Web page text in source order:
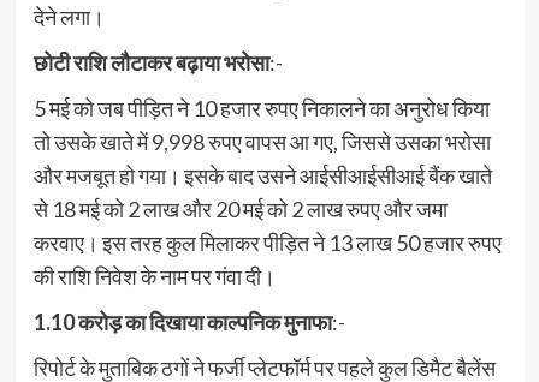
देने लगा।
छोटी राशि लौटाकर बढ़ाया भरोसा:-
5 मई को जब पीड़ित ने 10 हजार रुपए निकालने का अनुरोध किया
तो उसके खाते में 9,998 रुपए वापस आ गए, जिससे उसका भरोसा
और मजबूत हो गया। इसके बाद उसने आईसीआईसीआई बैंक खाते
से 18 मई को 2 लाख और 20 मई को 2 लाख रुपए और जमा
करवाए। इस तरह कुल मिलाकर पीड़ित ने 13 लाख 50 हजार रुपए
की राशि निवेश के नाम पर गंवा दी।
1.10 करोड़ का दिखाया काल्पनिक मुनाफा:-
रिपोर्ट के मुताबिक ठगों ने फर्जी प्लेटफॉर्म पर पहले कुल डिमैट बैलेंस